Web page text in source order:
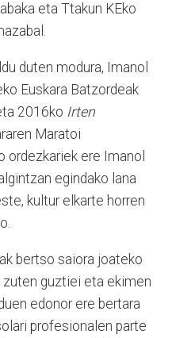
eta Ttakun KEko
duten modura, Imanol
Euskara Batzordeak
2016ko Irten
Maratoi
ordezkariek ere Imanol
egindako lana
kultur elkarte horren
bertso saiora joateko
guztiei eta ekimen
edonor ere bertara
profesionalen parte